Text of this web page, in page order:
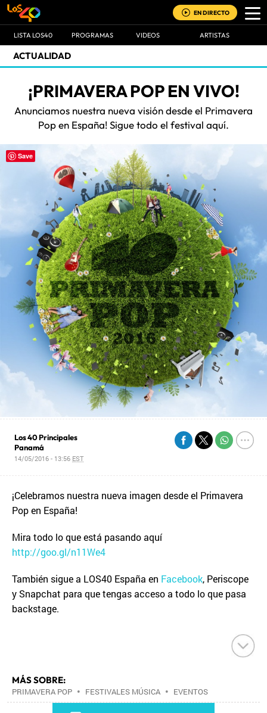
EN DIRECTO
LISTA LOS40 PROGRAMAS VIDEOS ARTISTAS
ACTUALIDAD
¡PRIMAVERA POP EN VIVO!
Anunciamos nuestra nueva visión desde el Primavera
Pop en España! Sigue todo el festival aquí.
Los 40 Principales
Panamá
14/05/2016 - 13:56 EST
¡Celebramos nuestra nueva imagen desde el Primavera
Pop en España!
Mira todo lo que está pasando aquí
http://goo.gl/n11We4
También sigue a LOS40 España en Facebook, Periscope
y Snapchat para que tengas acceso a todo lo que pasa
backstage.
MÁS SOBRE:
PRIMAVERA POP • FESTIVALES MÚSICA • EVENTOS
MUSICALES•FESTIVALES•MÚSICA•EVENTOS•
Save